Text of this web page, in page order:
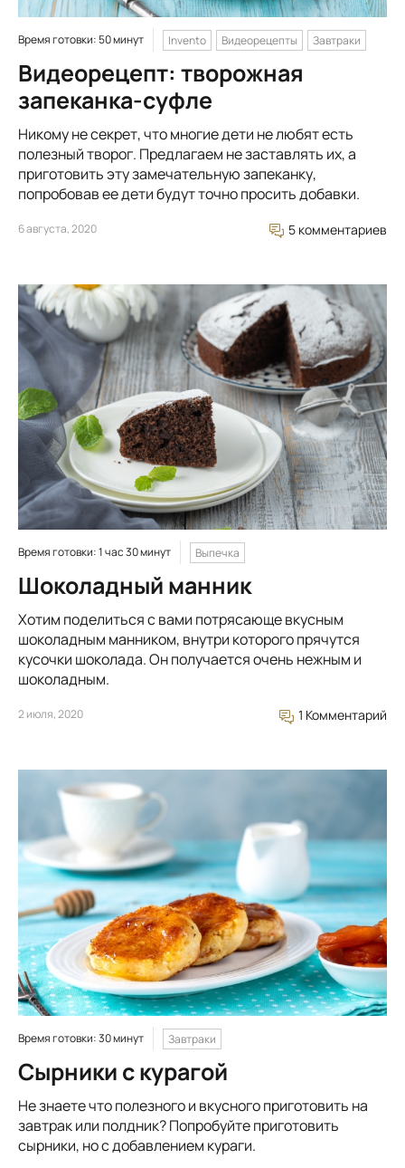
Время готовки: 50 минут Invento Видеорецепты Завтраки
Видеорецепт: творожная
запеканка-суфле
Никому не секрет, что многие дети не любят есть
полезный творог. Предлагаем не заставлять их, а
приготовить эту замечательную запеканку,
попробовав ее дети будут точно просить добавки.
6 августа, 2020 5 комментариев
Время готовки: 1 час 30 минут Выпечка
Шоколадный манник
Хотим поделиться с вами потрясающе вкусным
шоколадным манником, внутри которого прячутся
кусочки шоколада. Он получается очень нежным и
шоколадным.
2 июля, 2020 1 Комментарий
Время готовки: 30 минут Завтраки
Сырники с курагой
Не знаете что полезного и вкусного приготовить на
завтрак или полдник? Попробуйте приготовить
сырники, но с добавлением кураги.